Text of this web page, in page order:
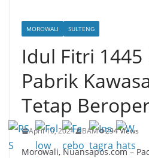
MOROWALI SULTENG
Idul Fitri
Pabrik
Tetap
April 10, 2024 BAM 294 Views
Morowali, Nuansapos.com –